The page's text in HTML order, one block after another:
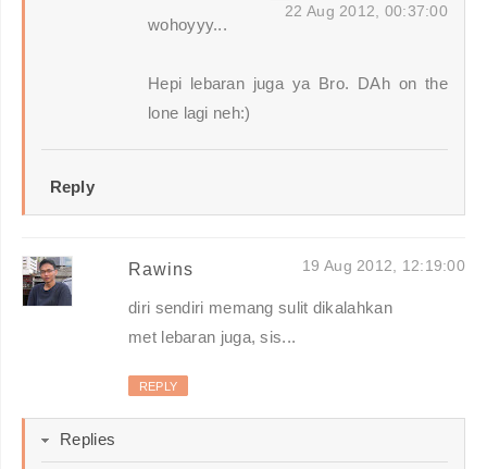
22 Aug 2012, 00:37:00
wohoyyy...
Hepi lebaran juga ya Bro. DAh on the
lone lagi neh:)
Reply
Rawins 19 Aug 2012, 12:19:00
diri sendiri memang sulit dikalahkan
met lebaran juga, sis...
REPLY
Replies